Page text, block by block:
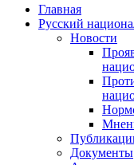
Главная
Русский
Новости
Документы